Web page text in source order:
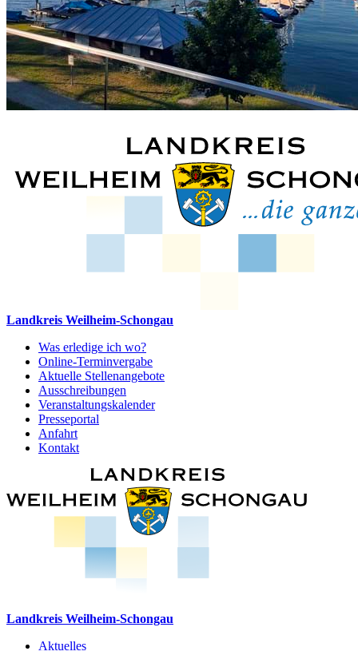
Landkreis Weilheim-Schongau
Was erledige ich wo?
Online-Terminvergabe
Aktuelle Stellenangebote
Ausschreibungen
Veranstaltungskalender
Presseportal
Anfahrt
Kontakt
Landkreis Weilheim-Schongau
Aktuelles